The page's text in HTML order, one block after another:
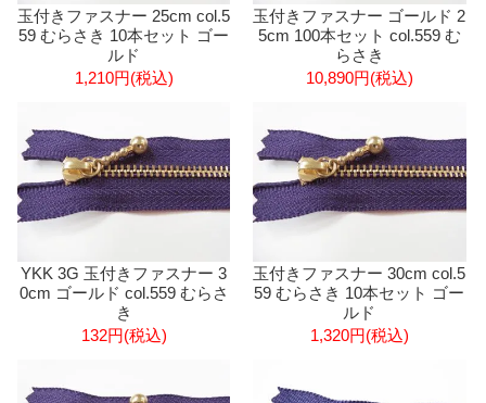
玉付きファスナー 25cm col.5
59 むらさき 10本セット ゴー
ルド
1,210円(税込)
玉付きファスナー ゴールド 2
5cm 100本セット col.559 む
らさき
10,890円(税込)
YKK 3G 玉付きファスナー 3
0cm ゴールド col.559 むらさ
き
132円(税込)
玉付きファスナー 30cm col.5
59 むらさき 10本セット ゴー
ルド
1,320円(税込)